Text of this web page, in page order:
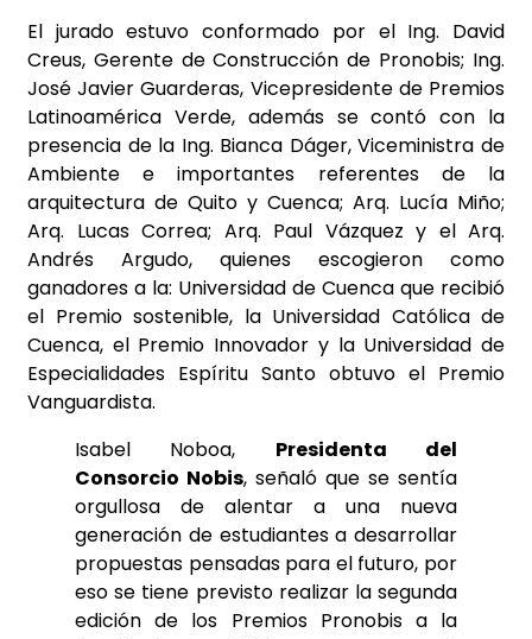
El jurado estuvo conformado por el Ing. David
Creus, Gerente de Construcción de Pronobis; Ing.
José Javier Guarderas, Vicepresidente de Premios
Latinoamérica Verde, además se contó con la
presencia de la Ing. Bianca Dáger, Viceministra de
Ambiente e importantes referentes de la
arquitectura de Quito y Cuenca; Arq. Lucía Miño;
Arq. Lucas Correa; Arq. Paul Vázquez y el Arq.
Andrés Argudo, quienes escogieron como
ganadores a la: Universidad de Cuenca que recibió
el Premio sostenible, la Universidad Católica de
Cuenca, el Premio Innovador y la Universidad de
Especialidades Espíritu Santo obtuvo el Premio
Vanguardista.
Isabel Noboa, Presidenta del
Consorcio Nobis, señaló que se sentía
orgullosa de alentar a una nueva
generación de estudiantes a desarrollar
propuestas pensadas para el futuro, por
eso se tiene previsto realizar la segunda
edición de los Premios Pronobis a la